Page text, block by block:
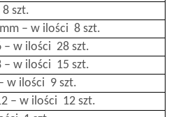
szt.
mm – w ilości 8 szt.
– w ilości 28 szt.
– w ilości 15 szt.
w ilości 9 szt.
– w ilości 12 szt.